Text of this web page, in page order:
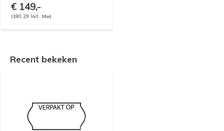
€ 149,-
(180,29 Incl. btw)
Recent bekeken